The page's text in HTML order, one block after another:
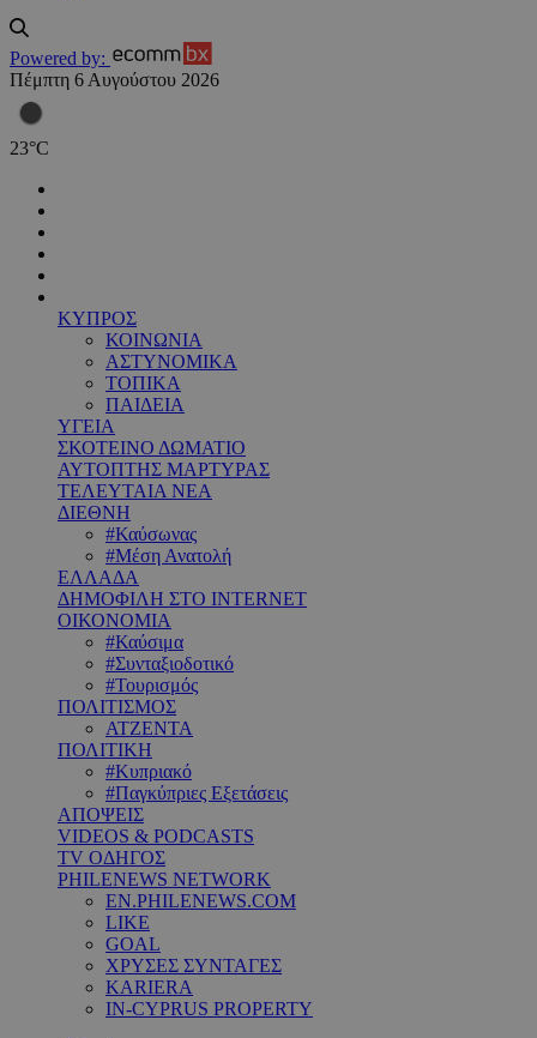
Powered by:
Πέμπτη 6 Αυγούστου 2026
23°C
ΚΥΠΡΟΣ
ΚΟΙΝΩΝΙΑ
ΑΣΤΥΝΟΜΙΚΑ
ΤΟΠΙΚΑ
ΠΑΙΔΕΙΑ
ΥΓΕΙΑ
ΣΚΟΤΕΙΝΟ ΔΩΜΑΤΙΟ
ΑΥΤΟΠΤΗΣ ΜΑΡΤΥΡΑΣ
ΤΕΛΕΥΤΑΙΑ ΝΕΑ
ΔΙΕΘΝΗ
#Καύσωνας
#Μέση Ανατολή
ΕΛΛΑΔΑ
ΔΗΜΟΦΙΛΗ ΣΤΟ INTERNET
ΟΙΚΟΝΟΜΙΑ
#Καύσιμα
#Συνταξιοδοτικό
#Τουρισμός
ΠΟΛΙΤΙΣΜΟΣ
ΑΤΖΕΝΤΑ
ΠΟΛΙΤΙΚΗ
#Κυπριακό
#Παγκύπριες Εξετάσεις
ΑΠΟΨΕΙΣ
VIDEOS & PODCASTS
TV ΟΔΗΓΟΣ
PHILENEWS NETWORK
EN.PHILENEWS.COM
LIKE
GOAL
ΧΡΥΣΕΣ ΣΥΝΤΑΓΕΣ
KARIERA
IN-CYPRUS PROPERTY